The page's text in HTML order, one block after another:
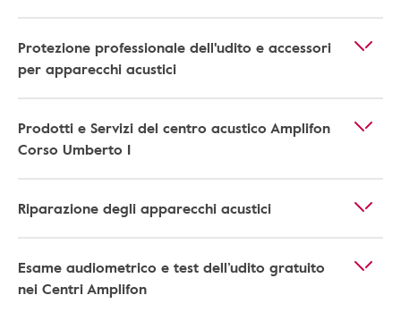
Protezione professionale dell'udito e accessori
per apparecchi acustici
Prodotti e Servizi del centro acustico Amplifon
Corso Umberto I
Riparazione degli apparecchi acustici
Esame audiometrico e test dell’udito gratuito
nei Centri Amplifon